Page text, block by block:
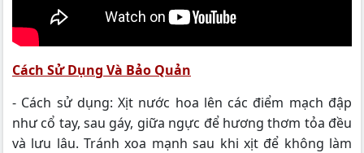
Cách Sử Dụng Và Bảo Quản
- Cách sử dụng: Xịt nước hoa lên các điểm mạch đập
như cổ tay, sau gáy, giữa ngực để hương thơm tỏa đều
và lưu lâu. Tránh xoa mạnh sau khi xịt để không làm